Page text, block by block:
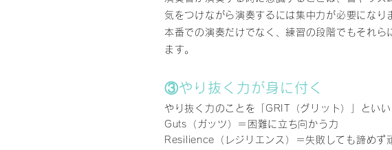
気をつけながら演奏するには集中力が必要になり
本番での演奏だけでなく、練習の段階でもそれ
ます。
③やり抜く力が身に付く
やり抜く力のことを「GRIT（グリット）」とい
Guts（ガッツ）＝困難に立ち向かう力
Resilience（レジリエンス）＝失敗しても諦めず